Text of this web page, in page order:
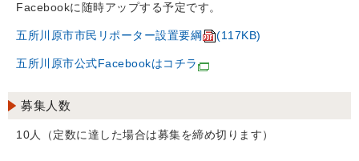
Facebookに随時アップする予定です。
五所川原市市民リポーター設置要綱 (117KB)
五所川原市公式Facebookはコチラ
募集人数
10人（定数に達した場合は募集を締め切ります）